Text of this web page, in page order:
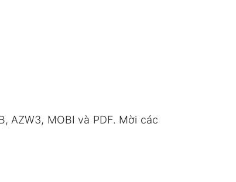
AZW3, MOBI và PDF. Mời các